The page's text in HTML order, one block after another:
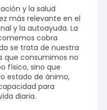
y la salud
más relevante en el
y la autoayuda. La
cobra
se trata de nuestra
que consumimos no
físico, sino que
estado de ánimo,
para
diaria.